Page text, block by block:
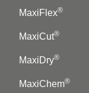
MaxiFlex®
MaxiCut®
MaxiDry®
MaxiChem®